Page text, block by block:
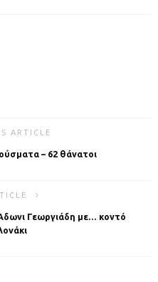
ARTICLE
– 62 θάνατοι
Γεωργιάδη με… κοντό